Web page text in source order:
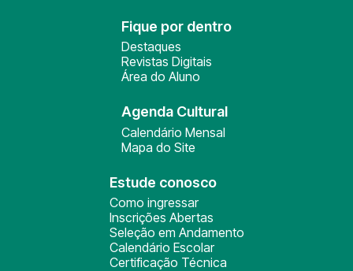
Fique por dentro
Destaques
Revistas Digitais
Área do Aluno
Agenda Cultural
Calendário Mensal
Mapa do Site
Estude conosco
Como ingressar
Inscrições Abertas
Seleção em Andamento
Calendário Escolar
Certificação Técnica